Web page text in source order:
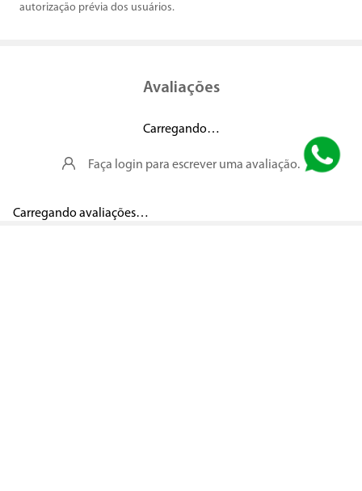
autorização prévia dos usuários.
Avaliações
Carregando…
Faça login para escrever uma avaliação.
Carregando avaliações…